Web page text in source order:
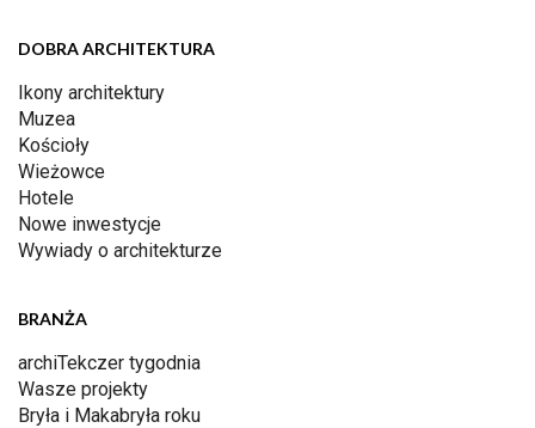
DOBRA ARCHITEKTURA
Ikony architektury
Muzea
Kościoły
Wieżowce
Hotele
Nowe inwestycje
Wywiady o architekturze
BRANŻA
archiTekczer tygodnia
Wasze projekty
Bryła i Makabryła roku